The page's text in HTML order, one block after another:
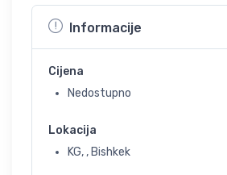
Informacije
Cijena
Nedostupno
Lokacija
KG, , Bishkek